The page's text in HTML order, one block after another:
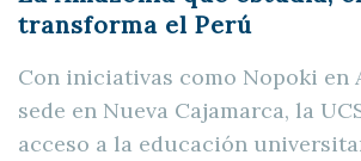
transforma el Perú
Con iniciativas como Nopoki en
sede en Nueva Cajamarca, la
acceso a la educación